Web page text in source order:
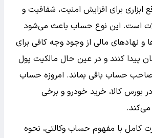
ابزاری برای افزایش امنیت، شفافیت و
است. این نوع حساب باعث می‌شود
و نهادهای مالی از وجود وجه کافی برای
پیدا کنند و در عین حال مالکیت پول
حساب باقی بماند. امروزه حساب
بورس کالا، خرید خودرو و برخی
می‌کند.
کامل با مفهوم حساب وکالتی، نحوه